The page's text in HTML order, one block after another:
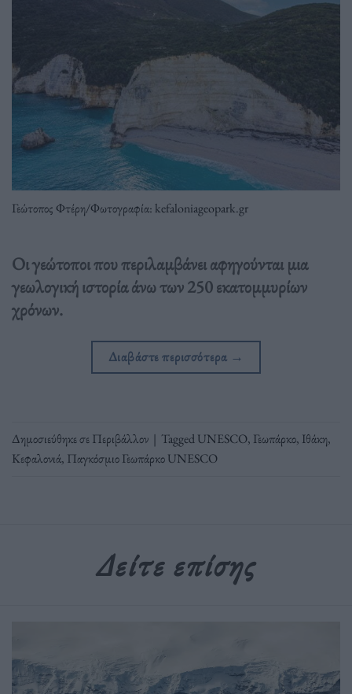
Γεώτοπος Φτέρη/Φωτογραφία: kefaloniageopark.gr
Οι γεώτοποι που περιλαμβάνει αφηγούνται μια
γεωλογική ιστορία άνω των 250 εκατομμυρίων
χρόνων.
Διαβάστε περισσότερα →
Δημοσιεύθηκε σεΠεριβάλλον | TaggedUNESCO, Γεωπάρκο, Ιθάκη,
Κεφαλονιά, Παγκόσμιο Γεωπάρκο UNESCO
Δείτε επίσης